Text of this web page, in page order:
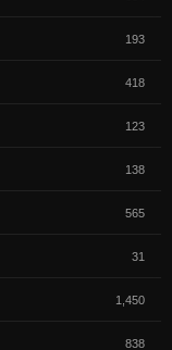
193
418
123
138
565
31
1,450
838